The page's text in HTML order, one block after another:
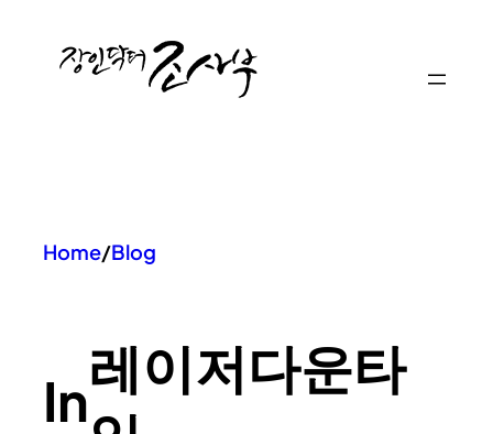
Home/Blog
In
레이저다운타